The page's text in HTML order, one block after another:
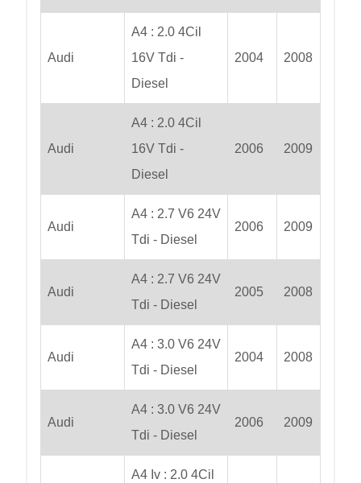
Audi
A4 : 2.0 4Cil
16V Tdi -
Diesel
2004 2008
Audi
A4 : 2.0 4Cil
16V Tdi -
Diesel
2006 2009
Audi
A4 : 2.7 V6 24V
Tdi - Diesel
2006 2009
Audi
A4 : 2.7 V6 24V
Tdi - Diesel
2005 2008
Audi
A4 : 3.0 V6 24V
Tdi - Diesel
2004 2008
Audi
A4 : 3.0 V6 24V
Tdi - Diesel
2006 2009
A4 Iv : 2.0 4Cil